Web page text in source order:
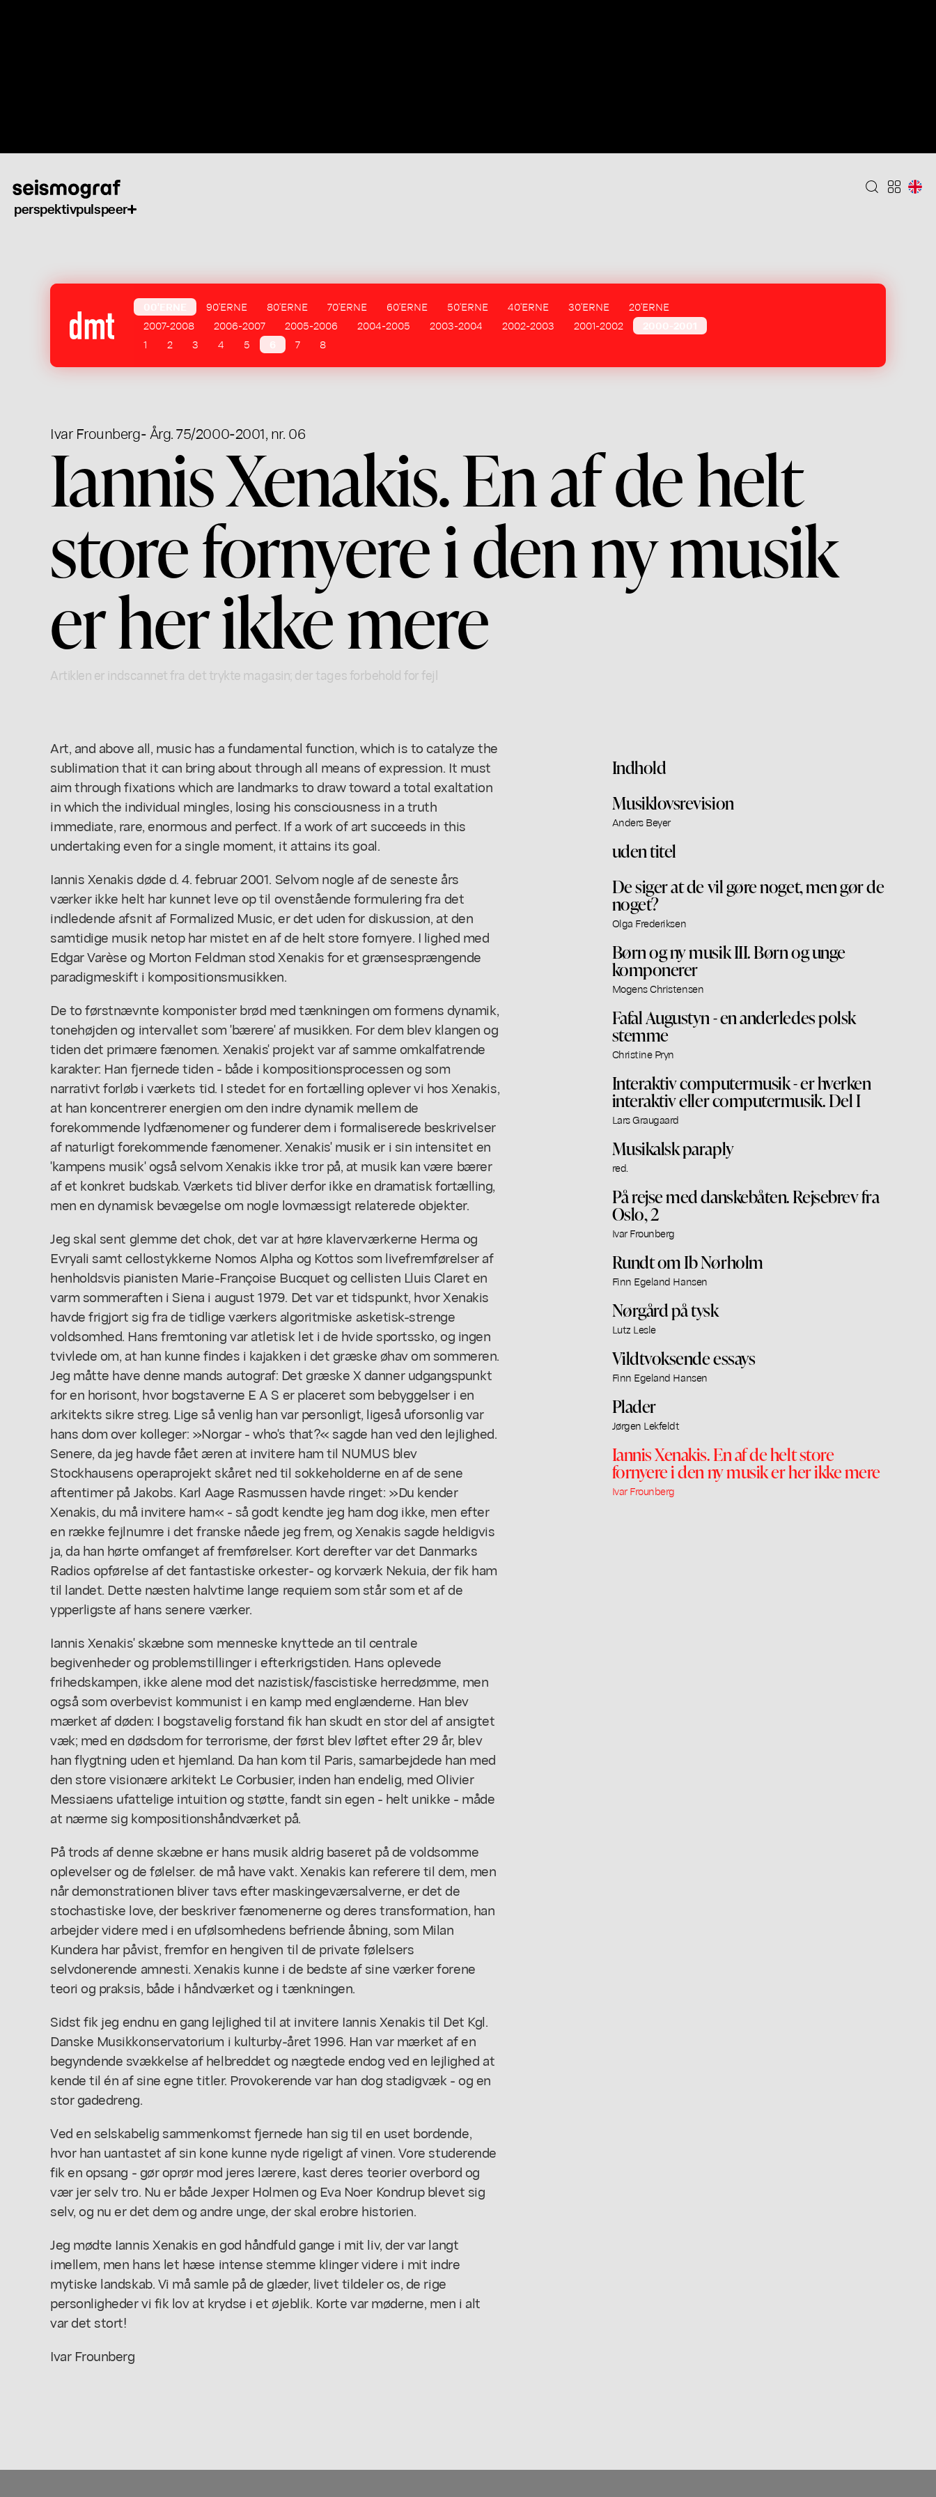
perspektivpulspeer
90'ERNE 80'ERNE 70'ERNE 60'ERNE 50'ERNE 40'ERNE 30'ERNE
20'ERNE
2007-2008
2006-2007 2005-2006 2004-2005 2003-2004 2002-2003 2001-2002
1
2 3 4 5 7 8
Ivar Frounberg- Årg. 75/2000-2001, nr. 06
Iannis Xenakis. En af de helt
store fornyere i den ny musik
er her ikke mere
Artiklen er indscannet fra det trykte magasin; der tages forbehold for fejl
Art, and above all, music has a fundamental function, which is to catalyze the
sublimation that it can bring about through all means of expression. It must
aim through fixations which are landmarks to draw toward a total exaltation
in which the individual mingles, losing his consciousness in a truth
immediate, rare, enormous and perfect. If a work of art succeeds in this
undertaking even for a single moment, it attains its goal.
Iannis Xenakis døde d. 4. februar 2001. Selvom nogle af de seneste års
værker ikke helt har kunnet leve op til ovenstående formulering fra det
indledende afsnit af Formalized Music, er det uden for diskussion, at den
samtidige musik netop har mistet en af de helt store fornyere. I lighed med
Edgar Varèse og Morton Feldman stod Xenakis for et grænsesprængende
paradigmeskift i kompositionsmusikken.
De to førstnævnte komponister brød med tænkningen om formens dynamik,
tonehøjden og intervallet som 'bærere' af musikken. For dem blev klangen og
tiden det primære fænomen. Xenakis' projekt var af samme omkalfatrende
karakter: Han fjernede tiden - både i kompositionsprocessen og som
narrativt forløb i værkets tid. I stedet for en fortælling oplever vi hos Xenakis,
at han koncentrerer energien om den indre dynamik mellem de
forekommende lydfænomener og funderer dem i formaliserede beskrivelser
af naturligt forekommende fænomener. Xenakis' musik er i sin intensitet en
'kampens musik' også selvom Xenakis ikke tror på, at musik kan være bærer
af et konkret budskab. Værkets tid bliver derfor ikke en dramatisk fortælling,
men en dynamisk bevægelse om nogle lovmæssigt relaterede objekter.
Jeg skal sent glemme det chok, det var at høre klaverværkerne Herma og
Evryali samt cellostykkerne Nomos Alpha og Kottos som livefremførelser af
henholdsvis pianisten Marie-Françoise Bucquet og cellisten Lluis Claret en
varm sommeraften i Siena i august 1979. Det var et tidspunkt, hvor Xenakis
havde frigjort sig fra de tidlige værkers algoritmiske asketisk-strenge
voldsomhed. Hans fremtoning var atletisk let i de hvide sportssko, og ingen
tvivlede om, at han kunne findes i kajakken i det græske øhav om sommeren.
Jeg måtte have denne mands autograf: Det græske X danner udgangspunkt
for en horisont, hvor bogstaverne E A S er placeret som bebyggelser i en
arkitekts sikre streg. Lige så venlig han var personligt, ligeså uforsonlig var
hans dom over kolleger: »Norgar - who's that?« sagde han ved den lejlighed.
Senere, da jeg havde fået æren at invitere ham til NUMUS blev
Stockhausens operaprojekt skåret ned til sokkeholderne en af de sene
aftentimer på Jakobs. Karl Aage Rasmussen havde ringet: »Du kender
Xenakis, du må invitere ham« - så godt kendte jeg ham dog ikke, men efter
en række fejlnumre i det franske nåede jeg frem, og Xenakis sagde heldigvis
ja, da han hørte omfanget af fremførelser. Kort derefter var det Danmarks
Radios opførelse af det fantastiske orkester- og korværk Nekuia, der fik ham
til landet. Dette næsten halvtime lange requiem som står som et af de
ypperligste af hans senere værker.
Iannis Xenakis' skæbne som menneske knyttede an til centrale
begivenheder og problemstillinger i efterkrigstiden. Hans oplevede
frihedskampen, ikke alene mod det nazistisk/fascistiske herredømme, men
også som overbevist kommunist i en kamp med englænderne. Han blev
mærket af døden: I bogstavelig forstand fik han skudt en stor del af ansigtet
væk; med en dødsdom for terrorisme, der først blev løftet efter 29 år, blev
han flygtning uden et hjemland. Da han kom til Paris, samarbejdede han med
den store visionære arkitekt Le Corbusier, inden han endelig, med Olivier
Messiaens ufattelige intuition og støtte, fandt sin egen - helt unikke - måde
at nærme sig kompositionshåndværket på.
På trods af denne skæbne er hans musik aldrig baseret på de voldsomme
oplevelser og de følelser. de må have vakt. Xenakis kan referere til dem, men
når demonstrationen bliver tavs efter maskingeværsalverne, er det de
stochastiske love, der beskriver fænomenerne og deres transformation, han
arbejder videre med i en ufølsomhedens befriende åbning, som Milan
Kundera har påvist, fremfor en hengiven til de private følelsers
selvdonerende amnesti. Xenakis kunne i de bedste af sine værker forene
teori og praksis, både i håndværket og i tænkningen.
Sidst fik jeg endnu en gang lejlighed til at invitere Iannis Xenakis til Det Kgl.
Danske Musikkonservatorium i kulturby-året 1996. Han var mærket af en
begyndende svækkelse af helbreddet og nægtede endog ved en lejlighed at
kende til én af sine egne titler. Provokerende var han dog stadigvæk - og en
stor gadedreng.
Ved en selskabelig sammenkomst fjernede han sig til en uset bordende,
hvor han uantastet af sin kone kunne nyde rigeligt af vinen. Vore studerende
fik en opsang - gør oprør mod jeres lærere, kast deres teorier overbord og
vær jer selv tro. Nu er både Jexper Holmen og Eva Noer Kondrup blevet sig
selv, og nu er det dem og andre unge, der skal erobre historien.
Jeg mødte Iannis Xenakis en god håndfuld gange i mit liv, der var langt
imellem, men hans let hæse intense stemme klinger videre i mit indre
mytiske landskab. Vi må samle på de glæder, livet tildeler os, de rige
personligheder vi fik lov at krydse i et øjeblik. Korte var møderne, men i alt
var det stort!
Ivar Frounberg
Indhold
Musiklovsrevision
Anders Beyer
uden titel
De siger at de vil gøre noget, men gør de
noget?
Olga Frederiksen
Børn og ny musik III. Børn og unge
komponerer
Mogens Christensen
Fafal Augustyn - en anderledes polsk
stemme
Christine Pryn
Interaktiv computermusik - er hverken
interaktiv eller computermusik. Del I
Lars Graugaard
Musikalsk paraply
red.
På rejse med danskebåten. Rejsebrev fra
Oslo, 2
Ivar Frounberg
Rundt om Ib Nørholm
Finn Egeland Hansen
Nørgård på tysk
Lutz Lesle
Vildtvoksende essays
Finn Egeland Hansen
Plader
Jørgen Lekfeldt
Iannis Xenakis. En af de helt store
fornyere i den ny musik er her ikke mere
Ivar Frounberg